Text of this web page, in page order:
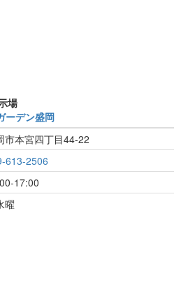
場
ーデン盛岡
市本宮四丁目44-22
613-2506
17:00
曜